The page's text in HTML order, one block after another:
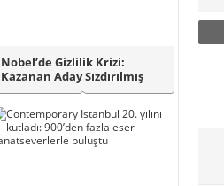
Nobel’de Gizlilik Krizi:
Kazanan Aday Sızdırılmış
Olabilir..